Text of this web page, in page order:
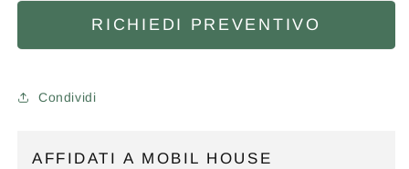
RICHIEDI PREVENTIVO
Condividi
AFFIDATI A MOBIL HOUSE